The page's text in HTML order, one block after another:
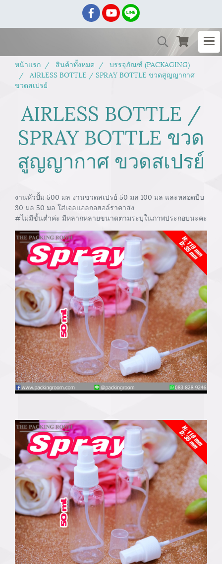
หน้าแรก สินค้าทั้งหมด
บรรจุภัณฑ์ (PACKAGING)
AIRLESS BOTTLE / SPRAY BOTTLE ขวดสูญญากาศ
ขวดสเปรย์
AIRLESS BOTTLE /
SPRAY BOTTLE ขวด
สูญญากาศ ขวดสเปรย์
งานหัวปั้ม 500 มล งานขวดสเปรย์ 50 มล 100 มล และหลอดบีบ
30 มล 50 มล ใส่เจลแอลกอฮอล์ราคาส่ง
#ไม่มีขั้นต่ำค่ะ มีหลากหลายขนาดตามระบุในภาพประกอบนะคะ